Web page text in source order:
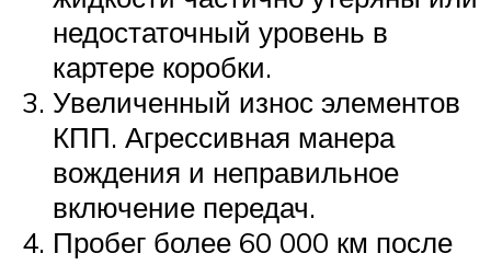
недостаточный уровень в
картере коробки.
Увеличенный износ элементов
КПП. Агрессивная манера
вождения и неправильное
включение передач.
Пробег более 60 000 км после